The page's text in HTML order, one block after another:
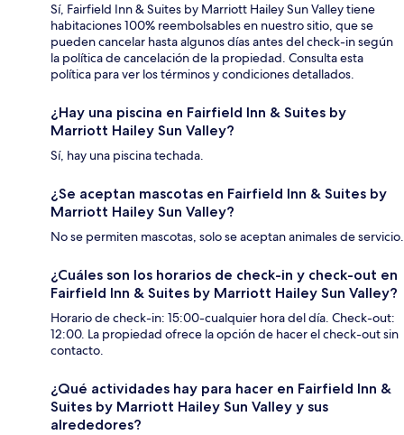
Sí, Fairfield Inn & Suites by Marriott Hailey Sun Valley tiene
habitaciones 100% reembolsables en nuestro sitio, que se
pueden cancelar hasta algunos días antes del check-in según
la política de cancelación de la propiedad. Consulta esta
política para ver los términos y condiciones detallados.
¿Hay una piscina en Fairfield Inn & Suites by
Marriott Hailey Sun Valley?
Sí, hay una piscina techada.
¿Se aceptan mascotas en Fairfield Inn & Suites by
Marriott Hailey Sun Valley?
No se permiten mascotas, solo se aceptan animales de servicio.
¿Cuáles son los horarios de check-in y check-out en
Fairfield Inn & Suites by Marriott Hailey Sun Valley?
Horario de check-in: 15:00-cualquier hora del día. Check-out:
12:00. La propiedad ofrece la opción de hacer el check-out sin
contacto.
¿Qué actividades hay para hacer en Fairfield Inn &
Suites by Marriott Hailey Sun Valley y sus
alrededores?